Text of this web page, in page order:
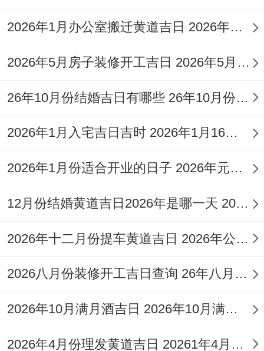
日。
【日期】5月23日
（星期六）、农历四月初七
祀，祈福、斋醮，出行、造屋，起基、修
造，动土、定磉，安床、安机械，安葬、破
嫁娶、移徙，入宅、理发！
日子特征:此日虽忌移徙入宅，但非常利于
时机。
2026年1月办公室搬迁黄道吉日 2026年搬办公室黄道吉日
2026年5月房子装修开工吉日 2026年5月装修房子开工黄道吉日查询
26年10月份结婚吉日有哪些 26年10月份结婚吉日老黄历
2026年1月入宅吉日吉时 2026年1月16日适合入宅吗
2026年1月份适合开业的日子 2026年元月6月适合开业吗
12月份结婚黄道吉日2026年是哪一天 2026年12月份结婚黄道吉日一览表
2026年十二月份提车黄道吉日 2026年公历12月提车黄道吉日
2026八月份装修开工吉日查询 26年八月装修开工黄道吉日
2026年10月满月酒吉日 2026年10月满月酒的黄道吉日有哪几天
2026年4月份理发黄道吉日 20261年4月理发吉日